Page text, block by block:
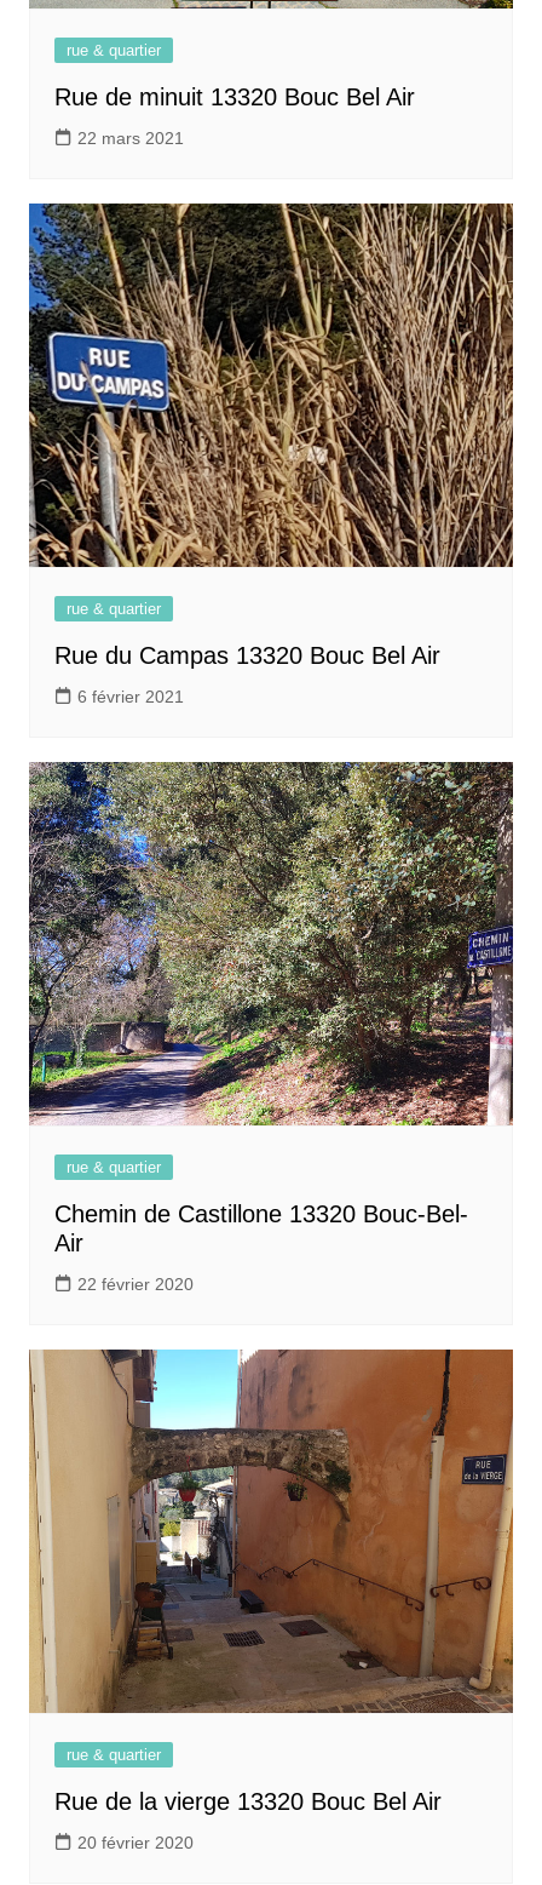
rue & quartier
Rue de minuit 13320 Bouc Bel Air
22 mars 2021
rue & quartier
Rue du Campas 13320 Bouc Bel Air
6 février 2021
rue & quartier
Chemin de Castillone 13320 Bouc-Bel-
Air
22 février 2020
rue & quartier
Rue de la vierge 13320 Bouc Bel Air
20 février 2020